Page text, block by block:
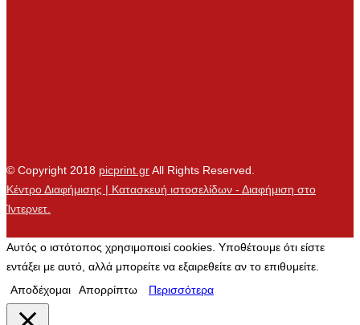
© Copyright 2018 picprint.grAll Rights Reserved.
Κέντρο Διαφήμισης | Κατασκευή ιστοσελίδων - Διαφήμιση στο
Ίντερνετ.
Αυτός ο ιστότοπος χρησιμοποιεί cookies. Υποθέτουμε ότι είστε
εντάξει με αυτό, αλλά μπορείτε να εξαιρεθείτε αν το επιθυμείτε.
Αποδέχομαι
Απορρίπτω Περισσότερα